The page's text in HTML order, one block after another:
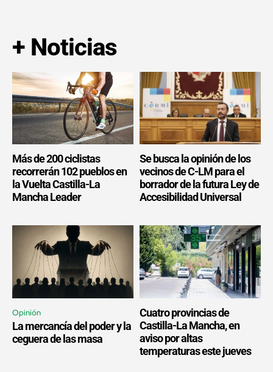
+ Noticias
Más de 200 ciclistas
recorrerán 102 pueblos en
la Vuelta Castilla-La
Mancha Leader
Se busca la opinión de los
vecinos de C-LM para el
borrador de la futura Ley de
Accesibilidad Universal
Opinión
La mercancía del poder y la
ceguera de las masa
Cuatro provincias de
Castilla-La Mancha, en
aviso por altas
temperaturas este jueves